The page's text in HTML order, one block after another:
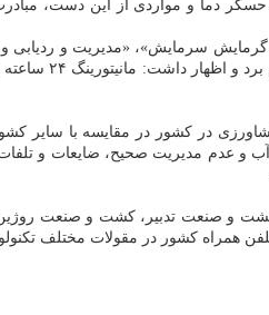
سرمایش»، «مدیریت و ردیابی
به وسیله هواپیماهای
در کشور در مقایسه با
آب و عدم مدیریت صحیح، ضایعات و
و صنعت تدبیر، کشت و صنعت
تلفن همراه کشور در مقولات مختلف